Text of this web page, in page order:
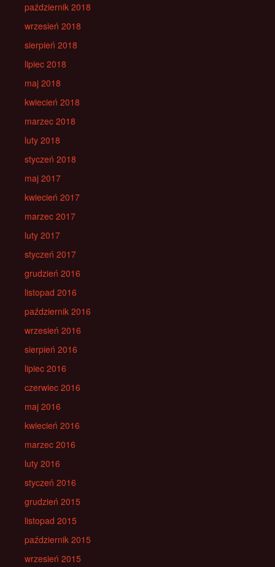
październik 2018
wrzesień 2018
sierpień 2018
lipiec 2018
maj 2018
kwiecień 2018
marzec 2018
luty 2018
styczeń 2018
maj 2017
kwiecień 2017
marzec 2017
luty 2017
styczeń 2017
grudzień 2016
listopad 2016
październik 2016
wrzesień 2016
sierpień 2016
lipiec 2016
czerwiec 2016
maj 2016
kwiecień 2016
marzec 2016
luty 2016
styczeń 2016
grudzień 2015
listopad 2015
październik 2015
wrzesień 2015